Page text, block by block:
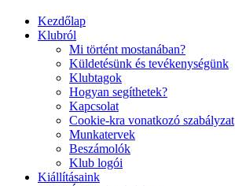
Kezdőlap
Klubról
Mi történt mostanában?
Küldetésünk és tevékenységünk
Klubtagok
Hogyan segíthetek?
Kapcsolat
Cookie-kra vonatkozó szabályzat
Munkatervek
Beszámolók
Klub logói
Kiállításaink